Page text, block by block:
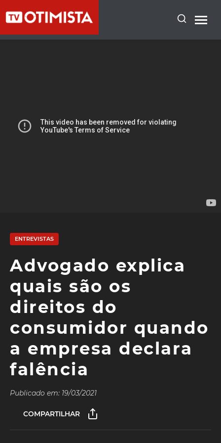
ENTREVISTAS
Advogado explica
quais são os
direitos do
consumidor quando
a empresa declara
falência
Publicado em: 19/03/2021
COMPARTILHAR